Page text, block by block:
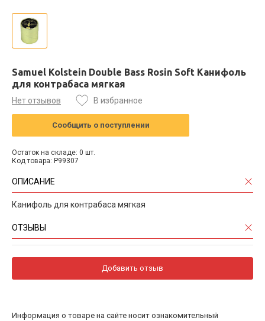
Samuel Kolstein Double Bass Rosin Soft Канифоль
для контрабаса мягкая
Нет отзывов В избранное
Сообщить о поступлении
Остаток на складе: 0 шт.
Код товара: P99307
ОПИСАНИЕ
Канифоль для контрабаса мягкая
ОТЗЫВЫ
Добавить отзыв
Информация о товаре на сайте носит ознакомительный